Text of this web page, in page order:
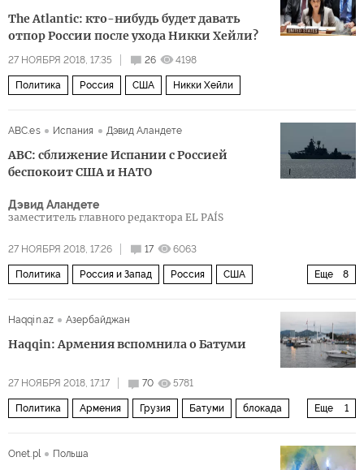
НАТО
The Atlantic: кто-нибудь будет давать
отпор России после ухода Никки Хейли?
27 НОЯБРЯ 2018, 17:35 26 4198
Политика Россия США Никки Хейли
ABC.es Испания Дэвид Аландете
ABC: сближение Испании с Россией
беспокоит США и НАТО
Дэвид Аландете
заместитель главного редактора EL PAÍS
27 НОЯБРЯ 2018, 17:26 17 6063
Еще 8
Политика Россия и Запад Россия США
НАТО санкции
Haqqin.az Азербайджан
Haqqin: Армения вспомнила о Батуми
27 НОЯБРЯ 2018, 17:17 70 5781
Еще 1
Политика Армения Грузия Батуми блокада
Onet.pl
Польша